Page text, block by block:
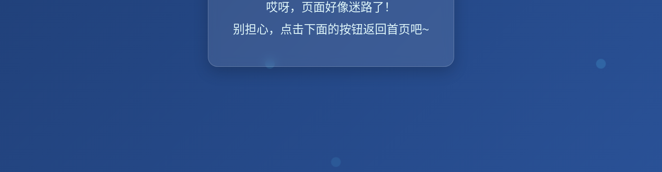
哎呀，页面好像迷路了！
别担心，点击下面的按钮返回首页吧~